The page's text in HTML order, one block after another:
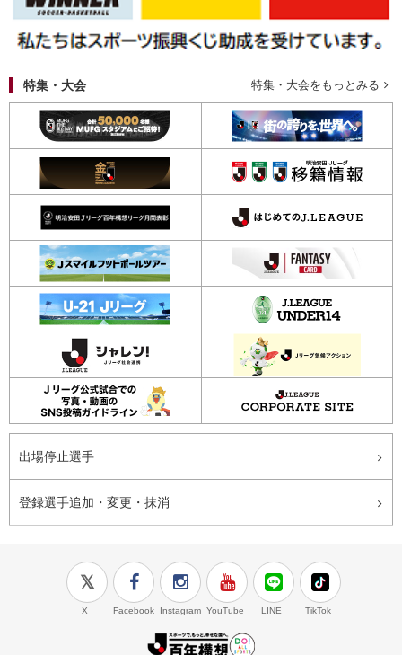
特集・大会 特集・大会をもっとみる
出場停止選手
登録選手追加・変更・抹消
X Facebook Instagram YouTube LINE TikTok